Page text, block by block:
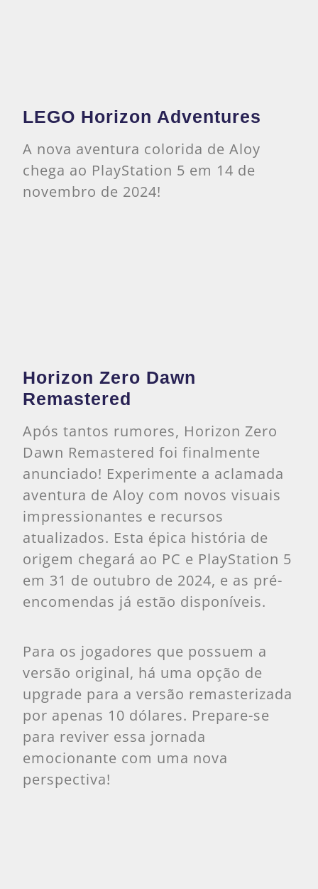
LEGO Horizon Adventures
A nova aventura colorida de Aloy
chega ao PlayStation 5 em 14 de
novembro de 2024!
Horizon Zero Dawn
Remastered
Após tantos rumores, Horizon Zero
Dawn Remastered foi finalmente
anunciado! Experimente a aclamada
aventura de Aloy com novos visuais
impressionantes e recursos
atualizados. Esta épica história de
origem chegará ao PC e PlayStation 5
em 31 de outubro de 2024, e as pré-
encomendas já estão disponíveis.
Para os jogadores que possuem a
versão original, há uma opção de
upgrade para a versão remasterizada
por apenas 10 dólares. Prepare-se
para reviver essa jornada
emocionante com uma nova
perspectiva!